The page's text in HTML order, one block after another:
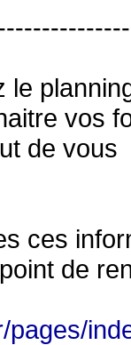
le
vos
de vous
ces
de
pages/